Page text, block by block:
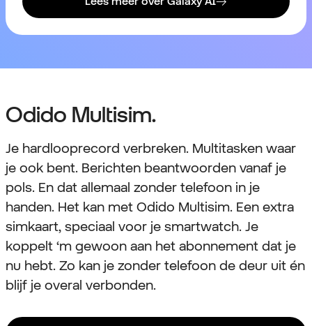
Odido Multisim.
Je hardlooprecord verbreken. Multitasken waar
je ook bent. Berichten beantwoorden vanaf je
pols. En dat allemaal zonder telefoon in je
handen. Het kan met Odido Multisim. Een extra
simkaart, speciaal voor je smartwatch. Je
koppelt ‘m gewoon aan het abonnement dat je
nu hebt. Zo kan je zonder telefoon de deur uit én
blijf je overal verbonden.